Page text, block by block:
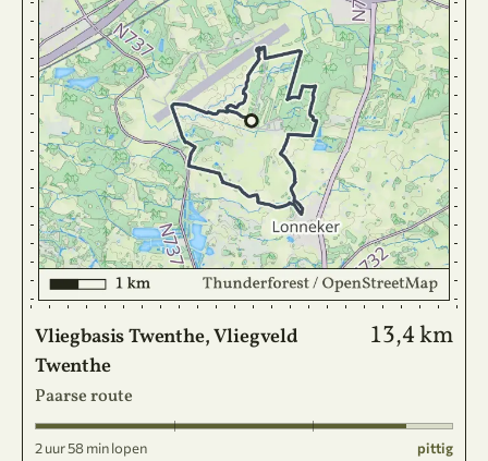
Vliegbasis Twenthe, Vliegveld
Twenthe
13,4 km
Paarse route
2 uur 58 min lopen pittig